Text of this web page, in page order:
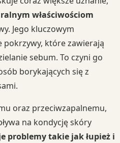
właściwościom
Jego kluczowym
pokrzywy, które zawierają
sebum. To czyni go
borykających się z
oraz przeciwzapalnemu,
na kondycję skóry
problemy takie jak łupież i